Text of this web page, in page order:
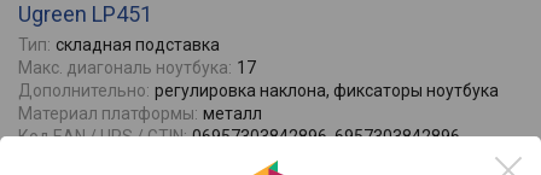
Ugreen LP451
Тип: складная подставка
Макс. диагональ ноутбука: 17
Дополнительно: регулировка наклона, фиксаторы ноутбука
Материал платформы: металл
Код EAN / UPS / GTIN: 06957303842896, 6957303842896